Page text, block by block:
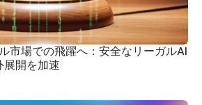
市場での飛躍へ：安全なリーガルAI
展開を加速